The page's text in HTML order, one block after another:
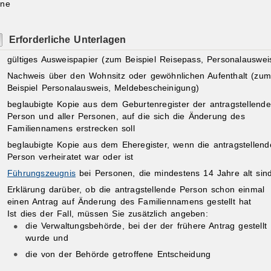
Erforderliche Unterlagen
gültiges Ausweispapier (zum Beispiel Reisepass,
Nachweis über den Wohnsitz oder gewöhnlichen Aufenthalt (zum
Beispiel Personalausweis, Meldebescheinigung)
beglaubigte Kopie aus dem Geburtenregister der
Person und aller Personen, auf die sich die Änderung des
Familiennamens erstrecken soll
beglaubigte Kopie aus dem Eheregister, wenn die
Person verheiratet war oder ist
Führungszeugnis bei Personen, die mindestens 14 Jahre alt sind
Erklärung darüber, ob die antragstellende Person schon einmal
einen Antrag auf Änderung des Familiennamens gestellt hat
Ist dies der Fall, müssen Sie zusätzlich angeben:
die Verwaltungsbehörde, bei der der frühere Antrag gestellt
wurde und
die von der Behörde getroffene Entscheidung